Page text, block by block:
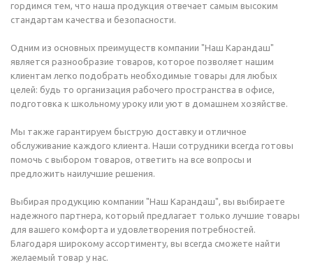
гордимся тем, что наша продукция отвечает самым высоким
стандартам качества и безопасности.
Одним из основных преимуществ компании "Наш Карандаш"
является разнообразие товаров, которое позволяет нашим
клиентам легко подобрать необходимые товары для любых
целей: будь то организация рабочего пространства в офисе,
подготовка к школьному уроку или уют в домашнем хозяйстве.
Мы также гарантируем быструю доставку и отличное
обслуживание каждого клиента. Наши сотрудники всегда готовы
помочь с выбором товаров, ответить на все вопросы и
предложить наилучшие решения.
Выбирая продукцию компании "Наш Карандаш", вы выбираете
надежного партнера, который предлагает только лучшие товары
для вашего комфорта и удовлетворения потребностей.
Благодаря широкому ассортименту, вы всегда сможете найти
желаемый товар у нас.